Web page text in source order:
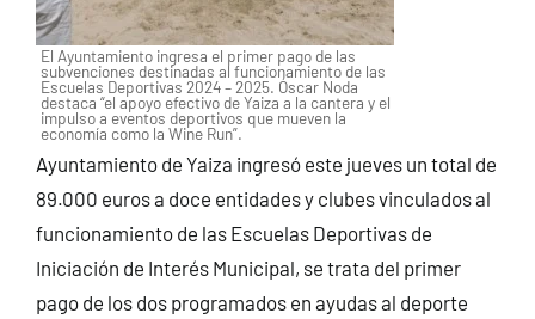
El Ayuntamiento ingresa el primer pago de las
subvenciones destinadas al funcionamiento de las
Escuelas Deportivas 2024 – 2025. Óscar Noda
destaca “el apoyo efectivo de Yaiza a la cantera y el
impulso a eventos deportivos que mueven la
economía como la Wine Run”.
Ayuntamiento de Yaiza ingresó este jueves un total de
89.000 euros a doce entidades y clubes vinculados al
funcionamiento de las Escuelas Deportivas de
Iniciación de Interés Municipal, se trata del primer
pago de los dos programados en ayudas al deporte